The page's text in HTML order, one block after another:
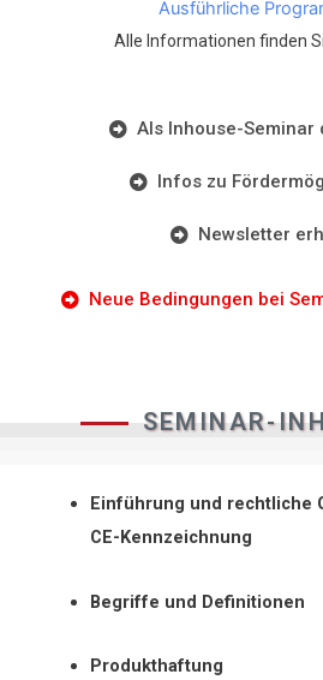
Ausführliche
Alle Informationen finden
Als Inhouse-
Infos zu
Newsletter
Neue Bedingungen bei
SEMINAR-
Einführung und rechtliche
CE-Kennzeichnung
Begriffe und Definitionen
Produkthaftung